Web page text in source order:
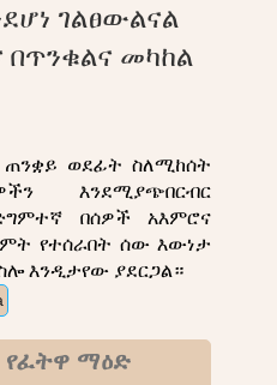
ገልፀውልናል
በጥንቁልና መካከል
ጠንቋይ ወደፊት ስለሚከሰት
እንደሚያጭበርብር
በሰዎች አእምሮና
የተሰራበት ሰው እውነታ
እንዲታየው ያደርጋል።
ማዕድ